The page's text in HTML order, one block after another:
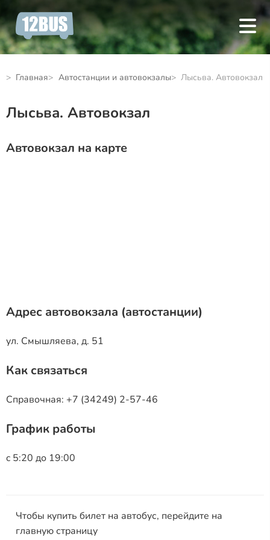
Главная Автостанции и автовокзалы Лысьва. Автовокзал
Лысьва. Автовокзал
Автовокзал на карте
Адрес автовокзала (автостанции)
ул. Смышляева, д. 51
Как связаться
Справочная: +7 (34249) 2-57-46
График работы
c 5:20 до 19:00
Чтобы купить билет на автобус, перейдите на
главную страницу